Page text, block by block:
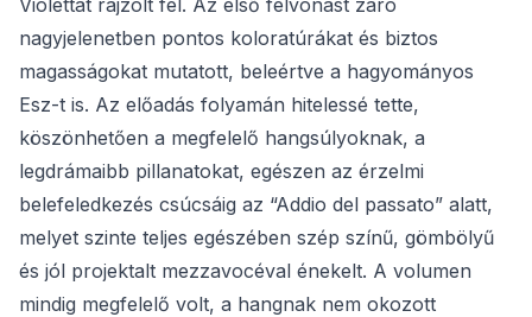
Violettát rajzolt fel. Az első felvonást záró
nagyjelenetben pontos koloratúrákat és biztos
magasságokat mutatott, beleértve a hagyományos
Esz-t is. Az előadás folyamán hitelessé tette,
köszönhetően a megfelelő hangsúlyoknak, a
legdrámaibb pillanatokat, egészen az érzelmi
belefeledkezés csúcsáig az “Addio del passato” alatt,
melyet szinte teljes egészében szép színű, gömbölyű
és jól projektalt mezzavocéval énekelt. A volumen
mindig megfelelő volt, a hangnak nem okozott